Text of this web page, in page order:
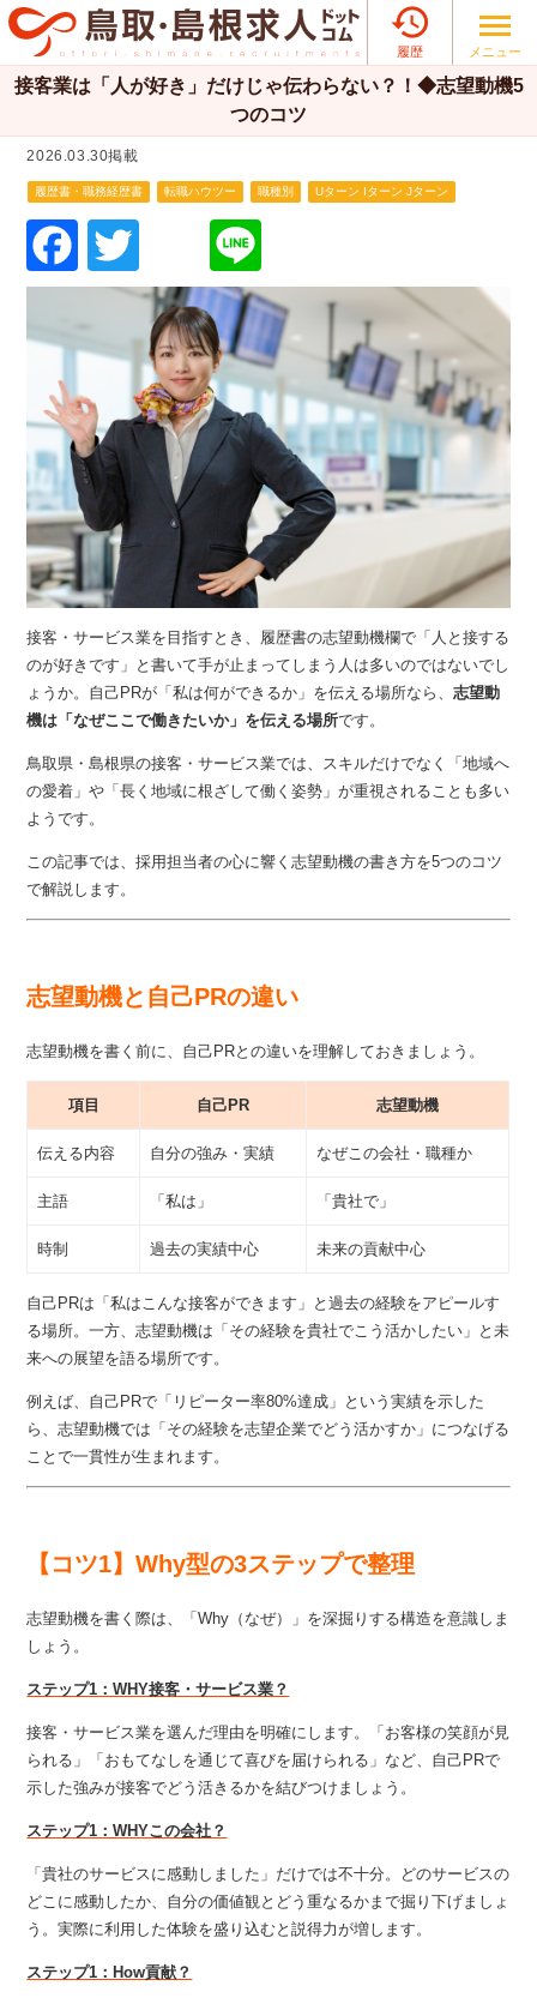

履歴 メニュー
接客業は「人が好き」だけじゃ伝わらない？！◆志望動機5
つのコツ
2026.03.30掲載
履歴書・職務経歴書 転職ハウツー 職種別 Uターン Iターン Jターン
F
a
c
e
b
o
o
k
wi
tt
er
n
e
接客・サービス業を目指すとき、履歴書の志望動機欄で「人と接する
のが好きです」と書いて手が止まってしまう人は多いのではないでし
ょうか。自己PRが「私は何ができるか」を伝える場所なら、志望動
機は「なぜここで働きたいか」を伝える場所です。
鳥取県・島根県の接客・サービス業では、スキルだけでなく「地域へ
の愛着」や「長く地域に根ざして働く姿勢」が重視されることも多い
ようです。
この記事では、採用担当者の心に響く志望動機の書き方を5つのコツ
で解説します。
志望動機と自己PRの違い
志望動機を書く前に、自己PRとの違いを理解しておきましょう。
項目 自己PR 志望動機
伝える内容 自分の強み・実績 なぜこの会社・職種か
主語 「私は」 「貴社で」
時制 過去の実績中心 未来の貢献中心
自己PRは「私はこんな接客ができます」と過去の経験をアピールす
る場所。一方、志望動機は「その経験を貴社でこう活かしたい」と未
来への展望を語る場所です。
例えば、自己PRで「リピーター率80%達成」という実績を示した
ら、志望動機では「その経験を志望企業でどう活かすか」につなげる
ことで一貫性が生まれます。
【コツ1】Why型の3ステップで整理
志望動機を書く際は、「Why（なぜ）」を深掘りする構造を意識しま
しょう。
ステップ1：WHY接客・サービス業？
接客・サービス業を選んだ理由を明確にします。「お客様の笑顔が見
られる」「おもてなしを通じて喜びを届けられる」など、自己PRで
示した強みが接客でどう活きるかを結びつけましょう。
ステップ1：WHYこの会社？
「貴社のサービスに感動しました」だけでは不十分。どのサービスの
どこに感動したか、自分の価値観とどう重なるかまで掘り下げましょ
う。実際に利用した体験を盛り込むと説得力が増します。
ステップ1：How貢献？